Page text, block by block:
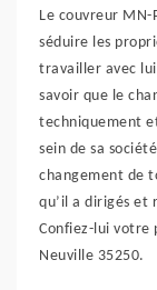
Le couvreur MN-
séduire les
travailler avec
savoir que le
techniquement
sein de sa
changement de
qu’il a dirigés et
Confiez-lui votre
Neuville 35250.